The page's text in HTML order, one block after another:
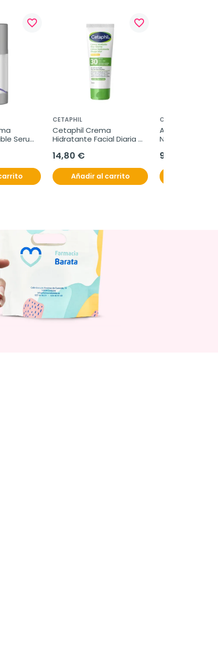
favorite_border
Serum,
favorite_border
CETAPHIL
Cetaphil Crema
Hidratante Facial Diaria
14,80 €
Añadir al carrito
CINFA
Aluneb
Nebulización
9,50 €